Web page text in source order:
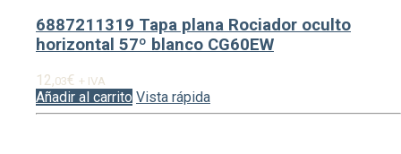
6887211319 Tapa plana Rociador oculto
horizontal 57º blanco CG60EW
12,03€ + IVA
Añadir al carrito Vista rápida